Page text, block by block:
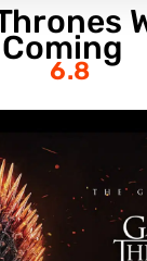
Coming
6.8